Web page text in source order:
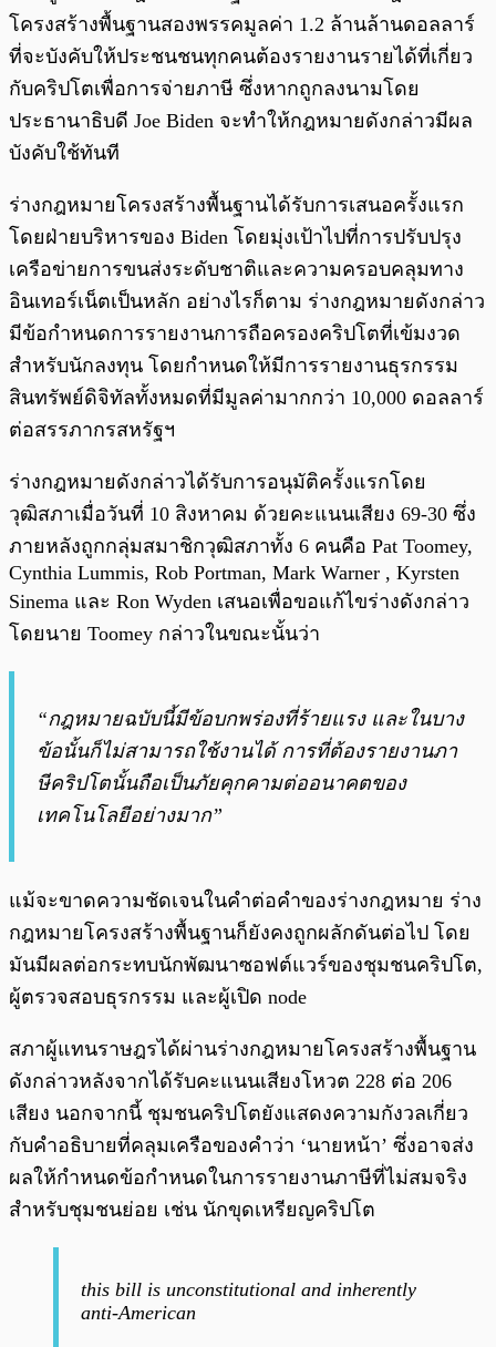
โครงสร้างพื้นฐานสองพรรคมูลค่า 1.2 ล้านล้านดอลลาร์
ที่จะบังคับให้ประชนชนทุกคนต้องรายงานรายได้ที่เกี่ยว
กับคริปโตเพื่อการจ่ายภาษี ซึ่งหากถูกลงนามโดย
ประธานาธิบดี Joe Biden จะทำให้กฎหมายดังกล่าวมีผล
บังคับใช้ทันที
ร่างกฎหมายโครงสร้างพื้นฐานได้รับการเสนอครั้งแรก
โดยฝ่ายบริหารของ Biden โดยมุ่งเป้าไปที่การปรับปรุง
เครือข่ายการขนส่งระดับชาติและความครอบคลุมทาง
อินเทอร์เน็ตเป็นหลัก อย่างไรก็ตาม ร่างกฎหมายดังกล่าว
มีข้อกำหนดการรายงานการถือครองคริปโตที่เข้มงวด
สำหรับนักลงทุน โดยกำหนดให้มีการรายงานธุรกรรม
สินทรัพย์ดิจิทัลทั้งหมดที่มีมูลค่ามากกว่า 10,000 ดอลลาร์
ต่อสรรภากรสหรัฐฯ
ร่างกฎหมายดังกล่าวได้รับการอนุมัติครั้งแรกโดย
วุฒิสภาเมื่อวันที่ 10 สิงหาคม ด้วยคะแนนเสียง 69-30 ซึ่ง
ภายหลังถูกกลุ่มสมาชิกวุฒิสภาทั้ง 6 คนคือ Pat Toomey,
Cynthia Lummis, Rob Portman, Mark Warner , Kyrsten
Sinema และ Ron Wyden เสนอเพื่อขอแก้ไขร่างดังกล่าว
โดยนาย Toomey กล่าวในขณะนั้นว่า
“กฎหมายฉบับนี้มีข้อบกพร่องที่ร้ายแรง และในบาง
ข้อนั้นก็ไม่สามารถใช้งานได้ การที่ต้องรายงานภา
ษีคริปโตนั้นถือเป็นภัยคุกคามต่ออนาคตของ
เทคโนโลยีอย่างมาก”
แม้จะขาดความชัดเจนในคำต่อคำของร่างกฎหมาย ร่าง
กฎหมายโครงสร้างพื้นฐานก็ยังคงถูกผลักดันต่อไป โดย
มันมีผลต่อกระทบนักพัฒนาซอฟต์แวร์ของชุมชนคริปโต,
ผู้ตรวจสอบธุรกรรม และผู้เปิด node
สภาผู้แทนราษฎรได้ผ่านร่างกฎหมายโครงสร้างพื้นฐาน
ดังกล่าวหลังจากได้รับคะแนนเสียงโหวต 228 ต่อ 206
เสียง นอกจากนี้ ชุมชนคริปโตยังแสดงความกังวลเกี่ยว
กับคำอธิบายที่คลุมเครือของคำว่า ‘นายหน้า’ ซึ่งอาจส่ง
ผลให้กำหนดข้อกำหนดในการรายงานภาษีที่ไม่สมจริง
สำหรับชุมชนย่อย เช่น นักขุดเหรียญคริปโต
this bill is unconstitutional and inherently
anti-American